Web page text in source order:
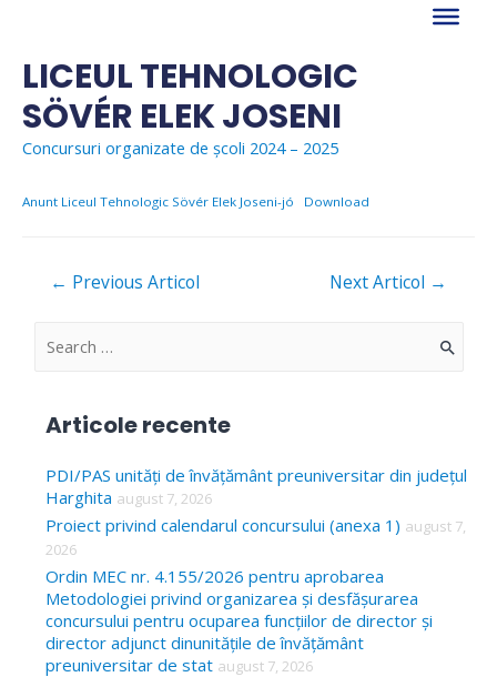
content
LICEUL TEHNOLOGIC
SÖVÉR ELEK JOSENI
Concursuri organizate de școli 2024 – 2025
Anunt Liceul Tehnologic Sövér Elek Joseni-jó Download
Navigare
← Previous Articol Next Articol →
S
c
h
f
o
r
Articole recente
PDI/PAS unități de învățământ preuniversitar din județul
Harghita august 7, 2026
Proiect privind calendarul concursului (anexa 1) august 7,
2026
Ordin MEC nr. 4.155/2026 pentru aprobarea
Metodologiei privind organizarea și desfășurarea
concursului pentru ocuparea funcțiilor de director și
director adjunct dinunitățile de învățământ
preuniversitar de stat august 7, 2026